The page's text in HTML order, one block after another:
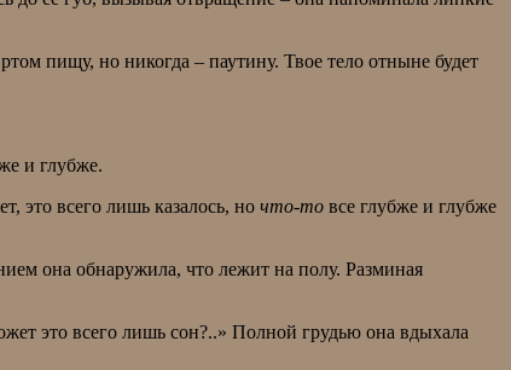
пищу, но никогда – паутину. Твое тело отныне будет
и глубже.
это всего лишь казалось, но что-то все глубже и глубже
она обнаружила, что лежит на полу. Разминая
это всего лишь сон?..» Полной грудью она вдыхала